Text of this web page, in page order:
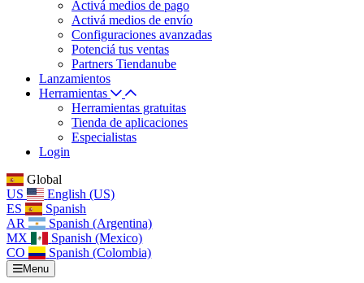
Activá medios de pago
Activá medios de envío
Configuraciones avanzadas
Potenciá tus ventas
Partners Tiendanube
Lanzamientos
Herramientas
Herramientas gratuitas
Tienda de aplicaciones
Especialistas
Login
Global
US
English (US)
ES
Spanish
AR
Spanish (Argentina)
MX
Spanish (Mexico)
CO
Spanish (Colombia)
Menu